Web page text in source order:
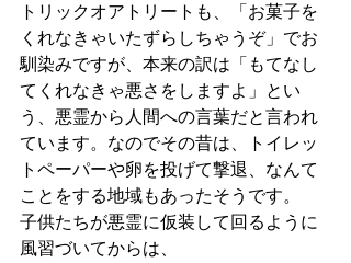
トリックオアトリートも、「お菓子を
くれなきゃいたずらしちゃうぞ」でお
馴染みですが、本来の訳は「もてなし
てくれなきゃ悪さをしますよ」とい
う、悪霊から人間への言葉だと言われ
ています。なのでその昔は、トイレッ
トペーパーや卵を投げて撃退、なんて
ことをする地域もあったそうです。
子供たちが悪霊に仮装して回るように
風習づいてからは、